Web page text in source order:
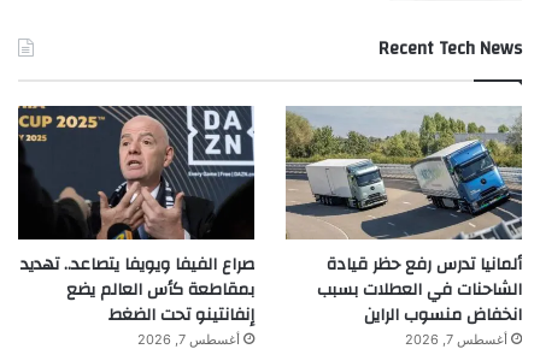
Recent Tech News
ألمانيا تدرس رفع حظر قيادة
الشاحنات في العطلات بسبب
انخفاض منسوب الراين
أغسطس 7, 2026
صراع الفيفا ويويفا يتصاعد.. تهديد
بمقاطعة كأس العالم يضع
إنفانتينو تحت الضغط
أغسطس 7, 2026